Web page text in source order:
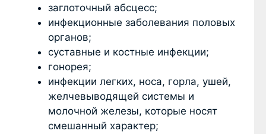
заглоточный абсцесс;
инфекционные заболевания половых
органов;
суставные и костные инфекции;
гонорея;
инфекции легких, носа, горла, ушей,
желчевыводящей системы и
молочной железы, которые носят
смешанный характер;